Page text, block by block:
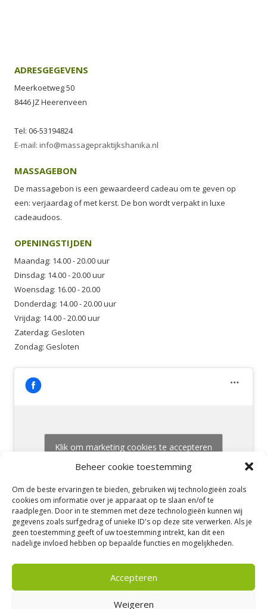
Beheer cookie toestemming
Om de beste ervaringen te bieden, gebruiken wij technologieën zoals
cookies om informatie over je apparaat op te slaan en/of te
raadplegen. Door in te stemmen met deze technologieën kunnen wij
gegevens zoals surfgedrag of unieke ID's op deze site verwerken. Als je
geen toestemming geeft of uw toestemming intrekt, kan dit een
nadelige invloed hebben op bepaalde functies en mogelijkheden.
Accepteren
Weigeren
ADRESGEGEVENS
Meerkoetweg 50
8446 JZ Heerenveen
Tel: 06-53194824
E-mail: info@massagepraktijkshanika.nl
MASSAGEBON
De massagebon is een gewaardeerd cadeau om te geven op
een: verjaardag of met kerst. De bon wordt verpakt in luxe
cadeaudoos.
OPENINGSTIJDEN
Maandag: 14.00 - 20.00 uur
Dinsdag: 14.00 - 20.00 uur
Woensdag: 16.00 - 20.00
Donderdag: 14.00 - 20.00 uur
Vrijdag: 14.00 - 20.00 uur
Zaterdag: Gesloten
Zondag: Gesloten
Klik om marketing cookies te accepteren
Meerkoetweg 50 – 8446 JZ Heerenveen | Tel: 06-53194824 |
info@massagepraktijkshanika.nl